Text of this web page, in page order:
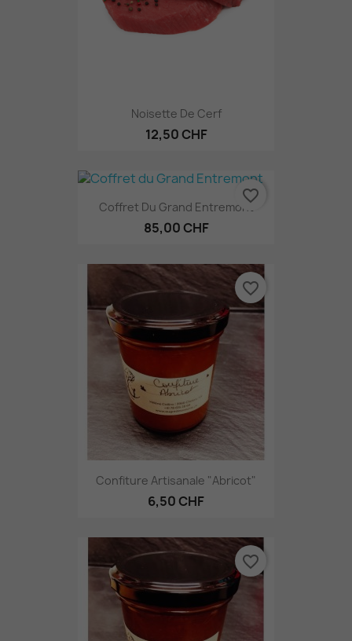
Noisette De Cerf
12,50 CHF
Coffret Du Grand Entremont
85,00 CHF
favorite_border
Confiture Artisanale "Abricot"
6,50 CHF
favorite_border
favorite_border